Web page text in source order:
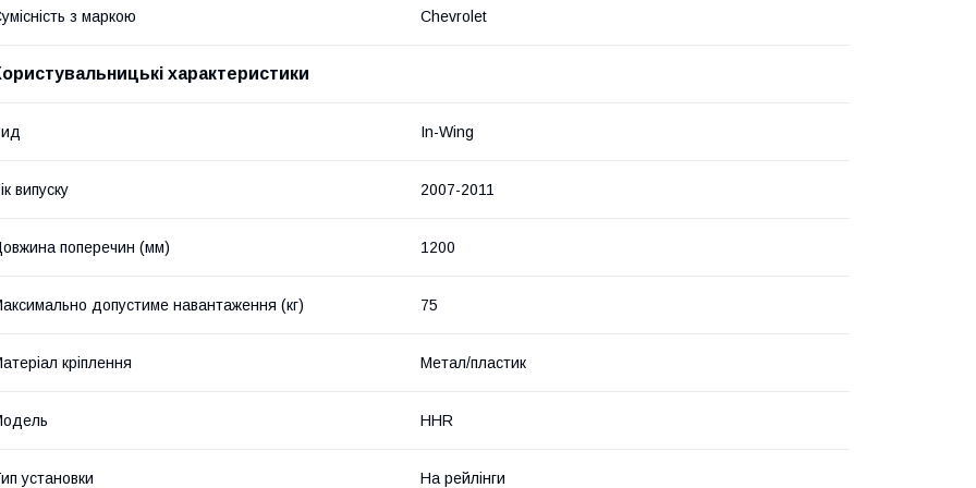
з маркою Chevrolet
характеристики
In-Wing
випуску 2007-2011
поперечин (мм) 1200
допустиме навантаження (кг) 75
кріплення Метал/пластик
HHR
установки На рейлінги